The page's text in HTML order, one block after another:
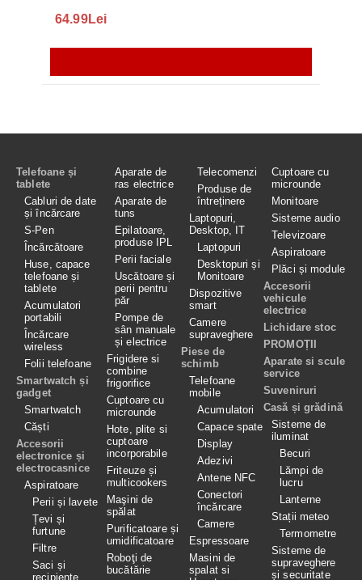
64.99Lei
Telefoane și
tablete
Cabluri de date
și încărcare
S-Pen
Încărcătoare
Huse, capace
telefoane și
tablete
Acumulatori
portabili
Încărcare
wireless
Folii telefoane
Smartwatch și
gadget
Smartwatch
Căști
Accesorii
electronice și
electrocasnice
Aspiratoare
Perii și lavete
Țevi și
furtune
Filtre
Saci și
recipiente
Aparate de
ras electrice
Aparate de
tuns
Epilatoare,
produse IPL
Perii faciale
Uscătoare și
perii pentru
păr
Pompe de
sân manuale
și electrice
Frigidere si
combine
frigorifice
Cuptoare cu
microunde
Hote, plite si
cuptoare
incorporabile
Friteuze și
multicookers
Maşini de
spălat
Purificatoare și
umidificatoare
Roboţi de
bucătărie
Telecomenzi
Produse de
întreținere
Laptopuri,
Desktop, IT
Laptopuri
Desktopuri și
Monitoare
Dispozitive
smart
Camere
supraveghere
Piese de
schimb
Telefoane
mobile
Acumulatori
Capace spate
Display
Adezivi
Antene NFC
Conectori
încărcare
Camere
Espressoare
Masini de
spalat si
Cuptoare cu
microunde
Monitoare
Sisteme audio
Televizoare
Aspiratoare
Plăci și module
Accesorii
vehicule
electrice
Lichidare stoc
PROMOȚII
Aparate si scule
service
Suveniruri
Casă și grădină
Sisteme de
iluminat
Becuri
Lămpi de
lucru
Lanterne
Stații meteo
Termometre
Sisteme de
supraveghere
și securitate